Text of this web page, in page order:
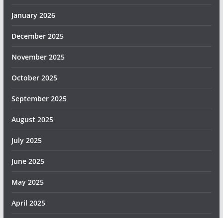
January 2026
December 2025
November 2025
October 2025
September 2025
August 2025
July 2025
June 2025
May 2025
April 2025